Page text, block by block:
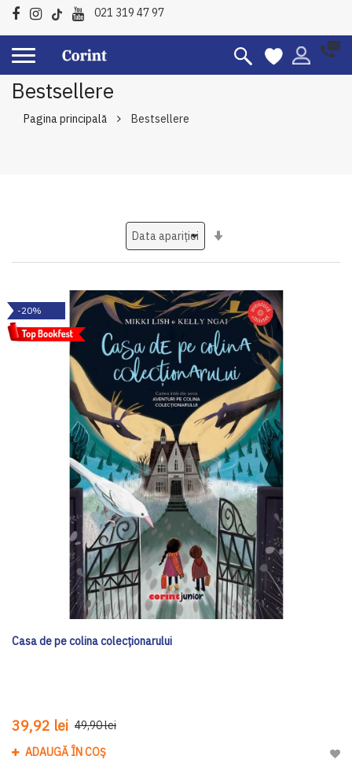
021 319 47 97
Bestsellere
Pagina principală Bestsellere
-20%
Casa de pe colina colecționarului
39,92 lei 49,90 lei
ADAUGĂ ÎN COȘ